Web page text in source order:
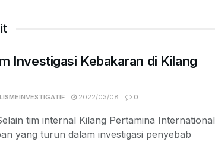
Investigasi Kebakaran di Kilang
2022/03/08 0
tim internal Kilang Pertamina International
yang turun dalam investigasi penyebab